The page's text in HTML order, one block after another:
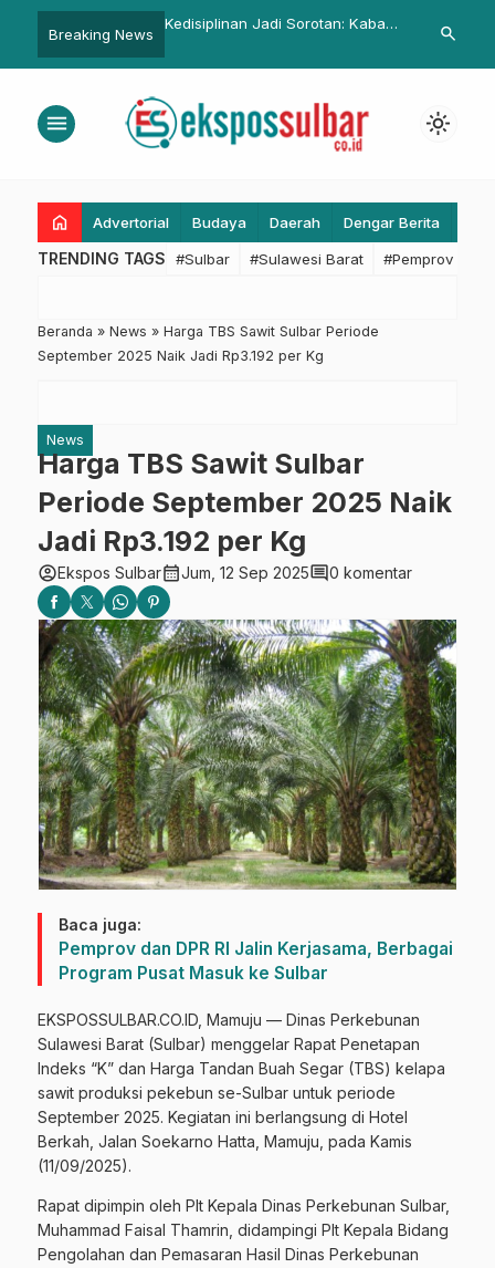
Breaking News
Kedisiplinan Jadi Sorotan: Kabag
Persidangan Tekankan
Pentingnya Tepat Waktu dalam
Apel Pagi Sekretariat DPRD Sulbar
Kominfo Sulbar dan KI Sulbar
Sambangi Kabupaten Mamuju
search
menu light_mode
home Advertorial Budaya Daerah Dengar Berita
TRENDING TAGS #Sulbar #Sulawesi Barat #Pemprov
Beranda » News » Harga TBS Sawit Sulbar Periode
September 2025 Naik Jadi Rp3.192 per Kg
News
Harga TBS Sawit Sulbar
Periode September 2025 Naik
Jadi Rp3.192 per Kg
account_circleEkspos Sulbarcalendar_monthJum, 12 Sep 2025comment0 komentar
Baca juga:
Pemprov dan DPR RI Jalin Kerjasama, Berbagai
Program Pusat Masuk ke Sulbar
EKSPOSSULBAR.CO.ID, Mamuju — Dinas Perkebunan
Sulawesi Barat (Sulbar) menggelar Rapat Penetapan
Indeks “K” dan Harga Tandan Buah Segar (TBS) kelapa
sawit produksi pekebun se-Sulbar untuk periode
September 2025. Kegiatan ini berlangsung di Hotel
Berkah, Jalan Soekarno Hatta, Mamuju, pada Kamis
(11/09/2025).
Rapat dipimpin oleh Plt Kepala Dinas Perkebunan Sulbar,
Muhammad Faisal Thamrin, didampingi Plt Kepala Bidang
Pengolahan dan Pemasaran Hasil Dinas Perkebunan